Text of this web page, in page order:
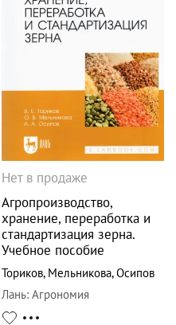
Нет в продаже
Агропроизводство,
хранение, переработка и
стандартизация зерна.
Учебное пособие
Ториков, Мельникова,Осипов
Лань: Агрономия